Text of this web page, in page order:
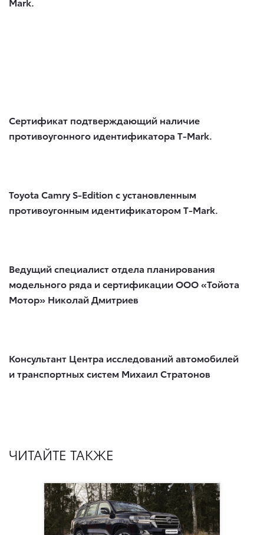
Сертификат подтверждающий наличие
противоугонного идентификатора T-Mark.
Toyota Camry S-Edition с установленным
противоугонным идентификатором T-Mark.
Ведущий специалист отдела планирования
модельного ряда и сертификации ООО «Тойота
Мотор» Николай Дмитриев
Консультант Центра исследований автомобилей
и транспортных систем Михаил Стратонов
ЧИТАЙТЕ ТАКЖЕ